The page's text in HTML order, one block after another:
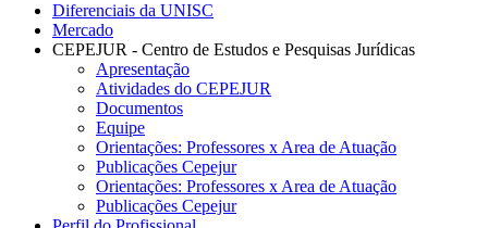
Diferenciais da UNISC
Mercado
CEPEJUR - Centro de Estudos e Pesquisas Jurídicas
Apresentação
Atividades do CEPEJUR
Documentos
Equipe
Orientações: Professores x Area de Atuação
Publicações Cepejur
Orientações: Professores x Area de Atuação
Publicações Cepejur